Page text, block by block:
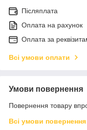
Післяплата
Оплата на рахунок
Оплата за
Всі умови оплати
Умови повернення
Повернення товару
Всі умови повернення